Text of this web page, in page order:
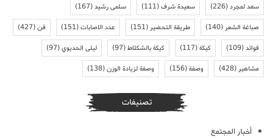
سعد لمجرد(226) سعيدة شرف(111) سلمى رشيد(167)
صباغة الشعر(140) طريقة التحضير(151) عدد الاصابات(151) فن(427)
فوائد(109) كيكة(117) كيكة بالشكلاط(97) ليلى الحديوي(97)
مشاهير(428) وصفة(156) وصفة لزيادة الوزن(138)
تصنيفات
أخبار المجتمع